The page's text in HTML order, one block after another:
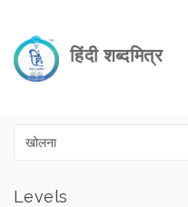
हिंदी शब्दमित्र
Levels